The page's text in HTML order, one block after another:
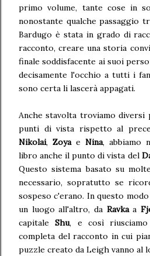
primo volume, tante cose in
nonostante qualche passaggio
Bardugo è stata in grado di
racconto, creare una storia
finale soddisfacente ai suoi
decisamente l'occhio a tutti i
sono certa li lascerà appagati.
Anche stavolta troviamo diversi
punti di vista rispetto al
Nikolai, Zoya e Nina, abbiamo
libro anche il punto di vista del
Questo sistema basato su
necessario, sopratutto se
sospeso c'erano. In questo
un luogo all'altro, da Ravkaa
capitaleShu, e così
completa del racconto in cui
puzzle creato da Leigh vanno al